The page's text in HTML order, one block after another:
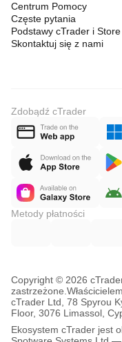
Centrum Pomocy
Częste pytania
Podstawy cTrader i Store
Skontaktuj się z nami
Zdobądź cTrader
Metody płatności
Copyright © 2026
zastrzeżone.
cTrader Ltd, 78 Spyrou
Floor, 3076 Limassol,
Ekosystem cTrader jest